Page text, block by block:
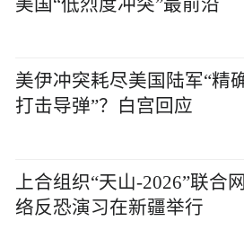
伊朗专家：伊方正站在抵抗
美伊冲突耗尽美国陆军“精确
上合组织“天山-2026”联合网